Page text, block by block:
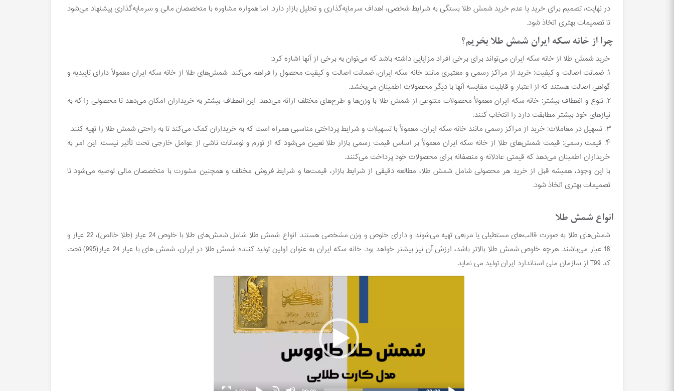
در نهایت، تصمیم برای خرید یا عدم خرید شمش طلا بستگی به شرایط شخصی، اهداف سرمایه‌گذاری و تحلیل بازار دارد. اما همواره مشاوره با متخصصان مالی و سرمایه‌گذاری پیشنهاد می‌شود
تا تصمیمات بهتری اتخاذ شود.
چرا از خانه سکه ایران شمش طلا بخریم؟
خرید شمش طلا از خانه سکه ایران می‌تواند برای برخی افراد مزایایی داشته باشد که می‌توان به برخی از آنها اشاره کرد:
۱. ضمانت اصالت و کیفیت: خرید از مراکز رسمی و معتبری مانند خانه سکه ایران، ضمانت اصالت و کیفیت محصول را فراهم می‌کند. شمش‌های طلا از خانه سکه ایران معمولاً دارای تاییدیه و
گواهی اصالت هستند که از اعتبار و قابلیت مقایسه آنها با دیگر محصولات اطمینان می‌بخشد.
۲. تنوع و انعطاف بیشتر: خانه سکه ایران معمولاً محصولات متنوعی از شمش طلا با وزن‌ها و طرح‌های مختلف ارائه می‌دهد. این انعطاف بیشتر به خریداران امکان می‌دهد تا محصولی را که به
نیازهای خود بیشتر مطابقت دارد را انتخاب کنند.
۳. تسهیل در معاملات: خرید از مراکز رسمی مانند خانه سکه ایران، معمولاً با تسهیلات و شرایط پرداختی مناسبی همراه است که به خریداران کمک می‌کند تا به راحتی شمش طلا را تهیه کنند.
۴. قیمت رسمی: قیمت شمش‌های طلا از خانه سکه ایران معمولاً بر اساس قیمت رسمی بازار طلا تعیین می‌شود که از تورم و نوسانات ناشی از عوامل خارجی تحت تأثیر نیست. این امر به
خریداران اطمینان می‌دهد که قیمتی عادلانه و منصفانه برای محصولات خود پرداخت می‌کنند.
با این وجود، همیشه قبل از خرید هر محصولی شامل شمش طلا، مطالعه دقیقی از شرایط بازار، قیمت‌ها و شرایط فروش مختلف و همچنین مشورت با متخصصان مالی توصیه می‌شود تا
تصمیمات بهتری اتخاذ شود.
انواع شمش طلا
شمش‌های طلا به صورت قالب‌های مستطیلی یا مربعی تهیه می‌شوند و دارای خلوص و وزن مشخصی هستند. انواع شمش طلا شامل شمش‌های طلا با خلوص 24 عیار (طلا خالص)، 22 عیار و
18 عیار می‌باشند. هرچه خلوص شمش طلا بالاتر باشد، ارزش آن نیز بیشتر خواهد بود. خانه سکه ایران به عنوان اولین تولید کننده شمش طلا در ایران، شمش های با عیار 24 عیار(995) تحت
کد T99 از سازمان ملی استاندارد ایران تولید می نماید.